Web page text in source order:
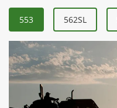
553 562SL